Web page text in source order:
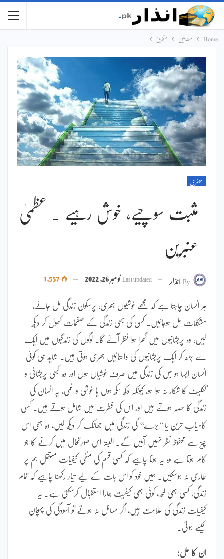
Home مضامین متفرق
متفرق
مثبت سوچیے، خوش رہیے ۔ عظمیٰ
عنبرین
Byانذار Last updatedنومبر 26, 2022
ہر انسان چاہتا ہے کہ مجھے خوشیوں بھری، پرسکون زندگی مل جائے،
مشکلات حل ہوجائیں۔ کسی کی بھی زندگی کے صفحات کھول کر دیکھ
لیں، وہ پریشانیوں میں گھرا ہوا نظر آئے گا۔ لوگوں کی زندگیوں میں ایک
سے بڑھ کر ایک پریشانیوں کی داستانیں بھری ہوتی ہیں۔ شاید ہی کوئی
انسان ایسا ہو جس کی زندگی میں صرف خوشیاں ہوں اور وہ کبھی پریشانی و
تکلیف کا شکار نہ ہوا ہو، کیونکہ دکھ سکھ ہوں یا خوشی و غمی، یہ انسان کی
زندگی کا حصہ ہوتے ہیں اور اس کی فطرت میں شامل ہوتے ہیں۔ کسی
کامیاب ترین یا ’’بڑے‘‘ کی زندگی میں جھانک کر دیکھ لیں، وہ بھی اس
چیز سے محفوظ نظر نہیں آئیں گے۔ البتہ اس صورتحال میں کرنے کا جو
کام ہوتا ہے وہ یہ ہونا چاہیے کہ کسی قسم کی منفی کیفیات مستقل ہم پر
طاری نہ ہوسکیں۔ ہمیں خود کو اس بات کے لیے تیار رکھنا چاہیے کہ تمام
زندگی، کسی بھی لمحہ، کوئی بھی کیفیت ہمارا استقبال کرسکتی ہے۔ یہ
کیفیات زندگی کی علامت ہیں، اگر مسائل نہ ہوتے تو آسودگی کی پہچان
کیسے ہوتی۔
ان کا حل: